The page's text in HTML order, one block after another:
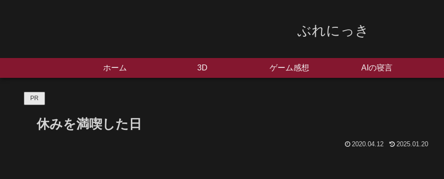
ぶれにっき
ホーム 3D ゲーム感想 AIの寝言
PR
休みを満喫した日
2020.04.12 2025.01.20